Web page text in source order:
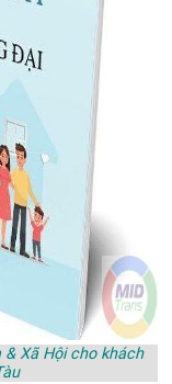
Xã Hội cho khách